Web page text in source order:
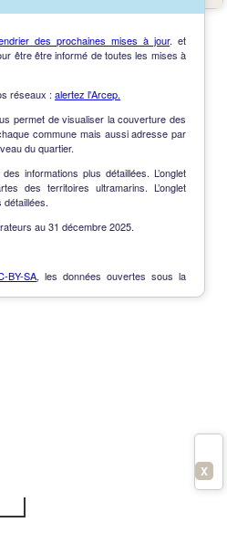
des prochaines mises à jour. et
être être informé de toutes les mises à
réseaux : alertez l'Arcep.
permet de visualiser la couverture des
commune mais aussi adresse par
du quartier.
informations plus détaillées. L’onglet
des territoires ultramarins. L’onglet
détaillées.
au 31 décembre 2025.
BY-SA, les données ouvertes sous la
X